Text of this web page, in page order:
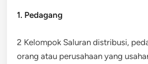
1. Pedagang
2 Kelompok Saluran distribusi,
orang atau perusahaan yang